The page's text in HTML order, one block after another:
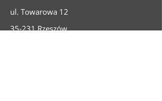
ul. Towarowa 12
35-231 Rzeszów